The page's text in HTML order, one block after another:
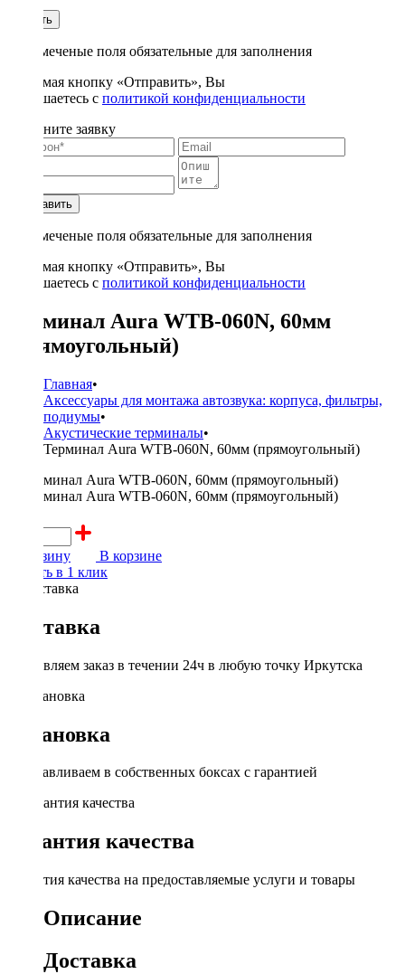
Купить
* - отмеченые поля обязательные для заполнения
Нажимая кнопку «Отправить», Вы
соглашаетесь с политикой конфиденциальности
Заполните заявку
Отправить
* - отмеченые поля обязательные для заполнения
Нажимая кнопку «Отправить», Вы
соглашаетесь с политикой конфиденциальности
Терминал Aura WTB-060N, 60мм
(прямоугольный)
Главная•
Аксессуары для монтажа автозвука: корпуса, фильтры,
подиумы•
Акустические терминалы•
Терминал Aura WTB-060N, 60мм (прямоугольный)
В корзину
В корзине
Купить в 1 клик
Доставка
Доставляем заказ в течении 24ч в любую точку Иркутска
Установка
Устанавливаем в собственных боксах с гарантией
Гарантия качества
Гарантия качества на предоставляемые услуги и товары
Описание
Доставка